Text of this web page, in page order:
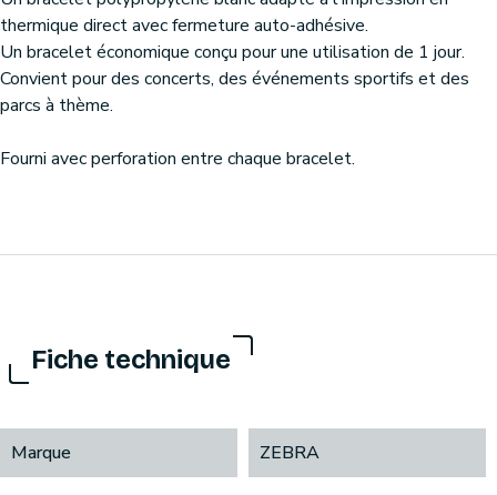
thermique direct avec fermeture auto-adhésive.
Un bracelet économique conçu pour une utilisation de 1 jour.
Convient pour des concerts, des événements sportifs et des
parcs à thème.
Fourni avec perforation entre chaque bracelet.
Fiche technique
Marque ZEBRA